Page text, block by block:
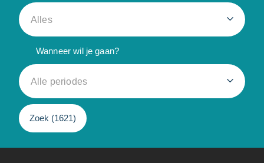
Alles
Wanneer wil je gaan?
Alle periodes
Zoek (1621)